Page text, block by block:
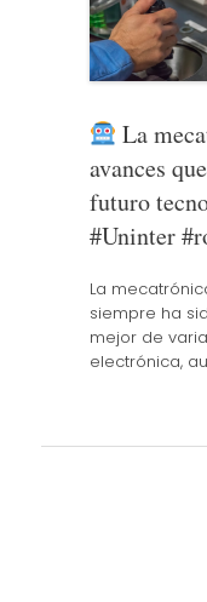
La
avances
futuro
#Uninter
La
siempre ha
mejor de
electrónica,